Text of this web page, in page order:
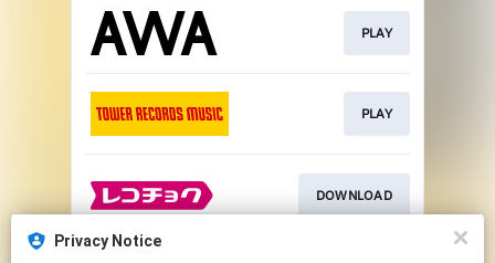
PLAY
PLAY
DOWNLOAD
Privacy Notice